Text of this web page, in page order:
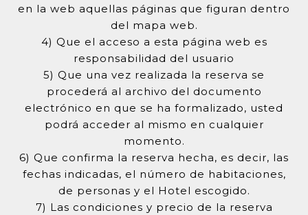
en la web aquellas páginas que figuran dentro
del mapa web.
4) Que el acceso a esta página web es
responsabilidad del usuario
5) Que una vez realizada la reserva se
procederá al archivo del documento
electrónico en que se ha formalizado, usted
podrá acceder al mismo en cualquier
momento.
6) Que confirma la reserva hecha, es decir, las
fechas indicadas, el número de habitaciones,
de personas y el Hotel escogido.
7) Las condiciones y precio de la reserva